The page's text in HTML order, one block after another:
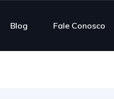
Blog Fale Conosco